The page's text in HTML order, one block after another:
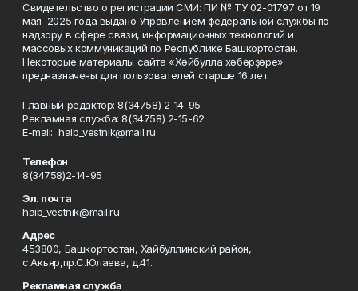
Свидетельство о регистрации СМИ: ПИ № ТУ 02-01797 от 19
мая 2025 года выдано Управлением федеральной службы по
надзору в сфере связи, информационных технологий и
массовых коммуникаций по Республике Башкортостан.
Некоторые материалы сайта «Хәйбулла хәбәрҙәре»
предназначены для пользователей старше 16 лет.
Главный редактор: 8(34758) 2-14-95
Рекламная служба: 8(34758) 2-15-62
Е-mаil: haib_vestnik@mail.ru
Телефон
8(34758)2-14-95
Эл. почта
haib_vestnik@mail.ru
Адрес
453800, Башкортостан, Хайбуллинский район,
с.Акъяр,пр.С.Юлаева, д.41.
Рекламная служба